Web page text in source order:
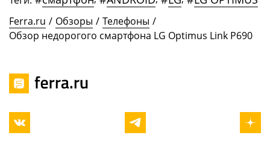
Ferra.ru / Обзоры / Телефоны /
Обзор недорогого смартфона LG Optimus Link P690